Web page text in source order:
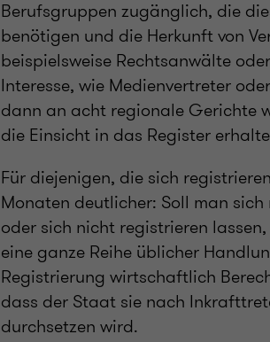
Berufsgruppen zugänglich, die
benötigen und die Herkunft von
beispielsweise Rechtsanwälte
Interesse, wie Medienvertreter
dann an acht regionale Gerichte
die Einsicht in das Register
Für diejenigen, die sich
Monaten deutlicher: Soll man
oder sich nicht registrieren
eine ganze Reihe üblicher
Registrierung wirtschaftlich
dass der Staat sie nach
durchsetzen wird.